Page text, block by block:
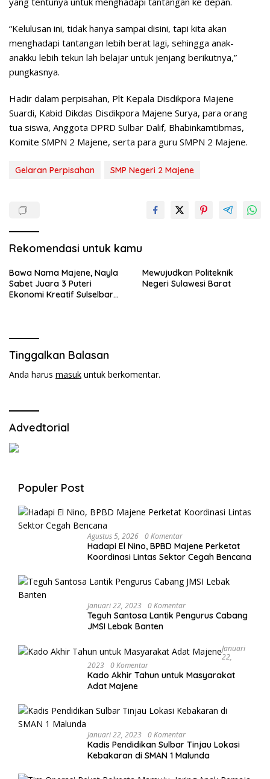
“Kelulusan ini, tidak hanya sampai disini, tapi kita akan
menghadapi tantangan lebih berat lagi, sehingga anak-
anakku lebih tekun lah belajar untuk jenjang berikutnya,”
pungkasnya.
Hadir dalam perpisahan, Plt Kepala Disdikpora Majene
Suardi, Kabid Dikdas Disdikpora Majene Surya, para orang
tua siswa, Anggota DPRD Sulbar Dalif, Bhabinkamtibmas,
Komite SMPN 2 Majene, serta para guru SMPN 2 Majene.
Gelaran Perpisahan SMP Negeri 2 Majene
Rekomendasi untuk kamu
Bawa Nama Majene, Nayla
Sabet Juara 3 Puteri
Ekonomi Kreatif Sulselbar
Mewujudkan Politeknik
Negeri Sulawesi Barat
Tinggalkan Balasan
Anda harus masuk untuk berkomentar.
Advedtorial
Populer Post
Agustus 5, 2026 0 Komentar
Hadapi El Nino, BPBD Majene Perketat
Koordinasi Lintas Sektor Cegah Bencana
Januari 22, 2023 0 Komentar
Teguh Santosa Lantik Pengurus Cabang
JMSI Lebak Banten
Januari
22,
2023 0 Komentar
Kado Akhir Tahun untuk Masyarakat
Adat Majene
Januari 22, 2023 0 Komentar
Kadis Pendidikan Sulbar Tinjau Lokasi
Kebakaran di SMAN 1 Malunda